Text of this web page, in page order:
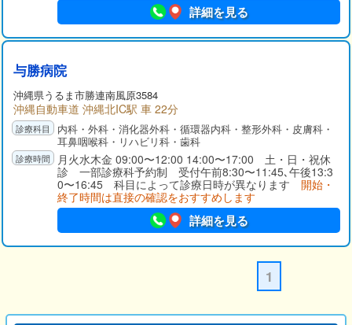
詳細を見る
与勝病院
沖縄県うるま市勝連南風原3584
沖縄自動車道 沖縄北IC駅 車 22分
内科・外科・消化器外科・循環器内科・整形外科・皮膚科・
耳鼻咽喉科・リハビリ科・歯科
月火水木金 09:00〜12:00 14:00〜17:00 土・日・祝休
診 一部診療科予約制 受付午前8:30〜11:45､午後13:3
0〜16:45 科目によって診療日時が異なります 開始・
終了時間は直接の確認をおすすめします
詳細を見る
1